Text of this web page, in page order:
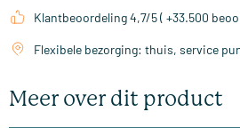
Klantbeoordeling 4,7/5 ( +33.500
Flexibele bezorging: thuis, service
Meer over dit product